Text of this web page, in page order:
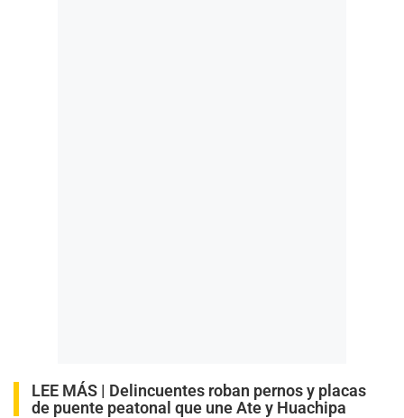
LEE MÁS | Delincuentes roban pernos y placas
de puente peatonal que une Ate y Huachipa